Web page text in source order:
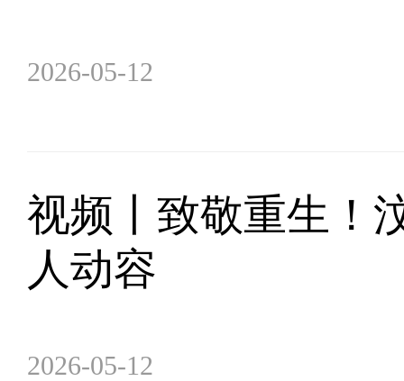
2026-05-12
视频丨致敬重生！
人动容
2026-05-12